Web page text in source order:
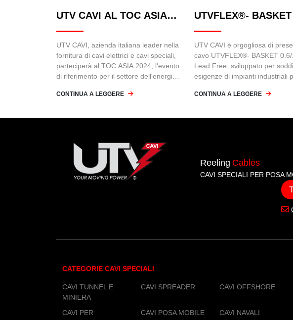
UTV CAVI AL TOC ASIA
2024
UTV CAVI, azienda italiana leader nella
fornitura di cavi elettrici e cavi speciali,
parteciperà al TOC ASIA 2024, l'evento
di riferimento per il settore dell'energia e
CONTINUA A LEGGERE
UTVFLEX®- BASKET
UTV CAVI è orgogliosa di
cavo UTVFLEX®- BASKET
Lead Free, sviluppato per
esigenze di impianti industriali
generazione.
CONTINUA A LEGGERE
Reeling Cables
CAVI SPECIALI PER POSA
CATEGORIE CAVI SPECIALI
CAVI TUNNEL E
MINIERA
CAVI PER
CAVI SPREADER
CAVI POSA MOBILE
CAVI OFFSHORE
CAVI NAVALI